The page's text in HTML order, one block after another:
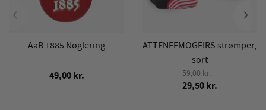
AaB 1885 Nøglering
49,00 kr.
ATTENFEMOGFIRS strømper,
sort
59,00 kr.
29,50 kr.
‹ ›